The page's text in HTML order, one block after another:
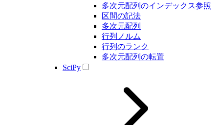
多次元配列のインデックス参照
区間の記法
多次元配列
行列ノルム
行列のランク
多次元配列の転置
SciPy